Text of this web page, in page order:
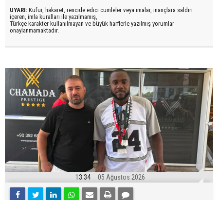
UYARI: Küfür, hakaret, rencide edici cümleler veya imalar, inançlara saldırı
içeren, imla kuralları ile yazılmamış,
Türkçe karakter kullanılmayan ve büyük harflerle yazılmış yorumlar
onaylanmamaktadır.
13:34 05 Ağustos 2026